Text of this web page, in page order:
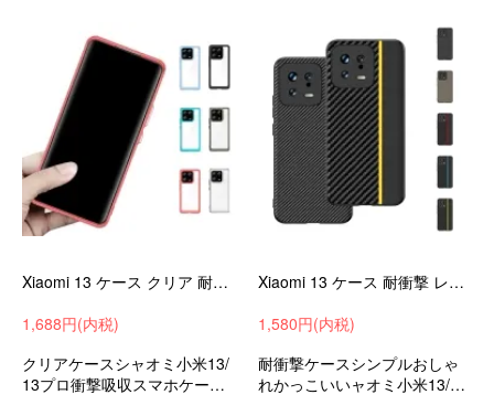
Xiaomi 13 ケース クリア 耐衝撃 カバー 透明 Xiaomi 13 pro 背面透明 カバー シャオミ 小米 13/13 プロ スマートフォン/スマフォ/スマホケース/カバー
1,688円(内税)
クリアケースシャオミ小米13/
13プロ衝撃吸収スマホケース/
Xiaomi 13 ケース 耐衝撃 レザー ケースXiaomi 13 pro カバー PUレザー ケース シャオミ 小米 13/13 スマートフォン/スマフォ/スマホケース/カバー
1,580円(内税)
耐衝撃ケースシンプルおしゃ
れかっこいいャオミ小米13/13